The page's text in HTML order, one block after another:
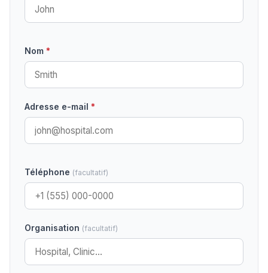
Nom *
Adresse e-mail *
Téléphone (facultatif)
Organisation (facultatif)